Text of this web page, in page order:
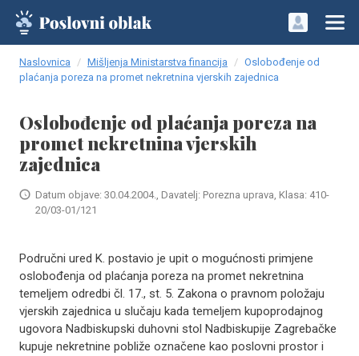
Naslovnica Mišljenja Ministarstva financija
Oslobođenje od
plaćanja poreza na promet nekretnina vjerskih zajednica
Oslobođenje od plaćanja poreza na
promet nekretnina vjerskih
zajednica
Datum objave: 30.04.2004., Davatelj: Porezna uprava, Klasa: 410-
20/03-01/121
Područni ured K. postavio je upit o mogućnosti primjene
oslobođenja od plaćanja poreza na promet nekretnina
temeljem odredbi čl. 17., st. 5. Zakona o pravnom položaju
vjerskih zajednica u slučaju kada temeljem kupoprodajnog
ugovora Nadbiskupski duhovni stol Nadbiskupije Zagrebačke
kupuje nekretnine pobliže označene kao poslovni prostor i